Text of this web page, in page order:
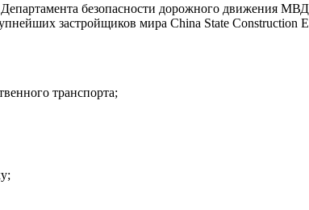
безопасности дорожного движения
застройщиков мира China State Construction
транспорта;